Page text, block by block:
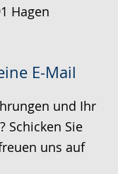
Hagen
E-Mail
und Ihr
Schicken Sie
uns auf